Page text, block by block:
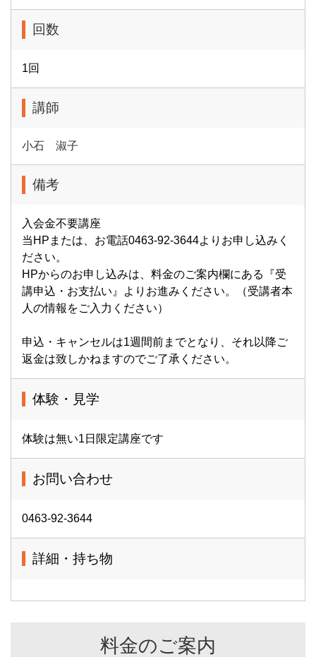
回数
1回
講師
小石 淑子
備考
入会金不要講座
当HPまたは、お電話0463-92-3644よりお申し込みく
ださい。
HPからのお申し込みは、料金のご案内欄にある『受
講申込・お支払い』よりお進みください。（受講者本
人の情報をご入力ください）
申込・キャンセルは1週間前までとなり、それ以降ご
返金は致しかねますのでご了承ください。
体験・見学
体験は無い1日限定講座です
お問い合わせ
0463-92-3644
詳細・持ち物
料金のご案内